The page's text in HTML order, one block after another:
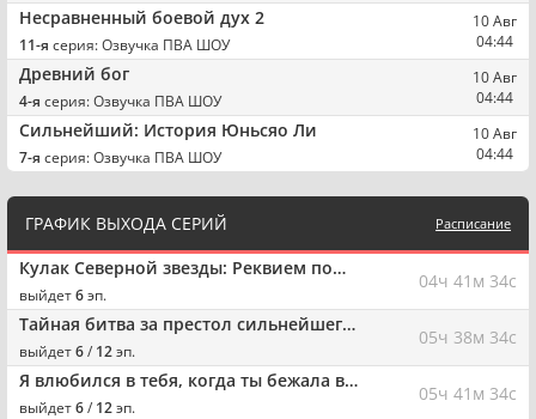
Несравненный боевой дух 2
10 Авг
04:44
11-я серия: Озвучка ПВА ШОУ
Древний бог
10 Авг
04:44
4-я серия: Озвучка ПВА ШОУ
Сильнейший: История Юньсяо Ли
10 Авг
04:44
7-я серия: Озвучка ПВА ШОУ
ГРАФИК ВЫХОДА СЕРИЙ Расписание
Кулак Северной звезды: Реквием по
рядовым головорезам армии короля
кулака | Часть 2
выйдет6эп.
04ч 41м 33с
Тайная битва за престол сильнейшего
принца-дуралея
выйдет6/ 12эп.
05ч 38м 33с
Я влюбился в тебя, когда ты бежала в
лунной ночи
выйдет6/ 12эп.
05ч 41м 33с